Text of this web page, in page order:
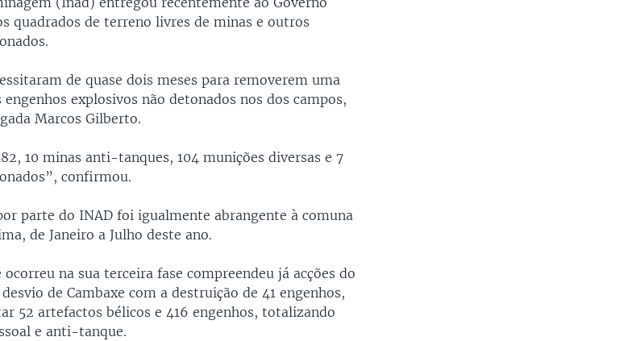
quadrados de terreno livres de minas e outros
de quase dois meses para removerem uma
explosivos não detonados nos dos campos,
Marcos Gilberto.
10 minas anti-tanques, 104 munições diversas e 7
confirmou.
parte do INAD foi igualmente abrangente à comuna
de Janeiro a Julho deste ano.
na sua terceira fase compreendeu já acções do
de Cambaxe com a destruição de 41 engenhos,
52 artefactos bélicos e 416 engenhos, totalizando
e anti-tanque.